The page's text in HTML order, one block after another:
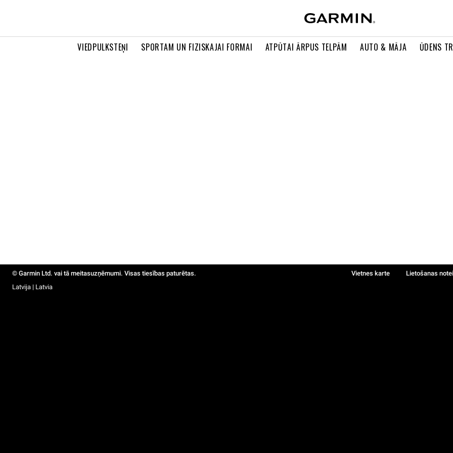
VIEDPULKSTEŅI SPORTAM UN FIZISKAJAI FORMAI ATPŪTAI ĀRPUS TELPĀM AUTO & MĀJA ŪDENS
© Garmin Ltd. vai tā meitasuzņēmumi. Visas tiesības paturētas. Vietnes karte Lietošanas
Latvija | Latvia